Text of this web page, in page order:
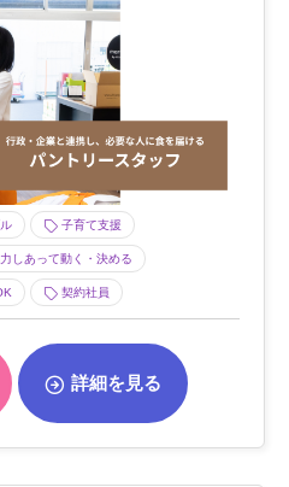
子育て支援
しあって動く・決める
契約社員
詳細を見る